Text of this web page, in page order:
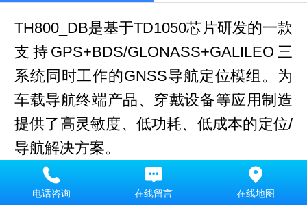
TH800_DB是基于TD1050芯片研发的一款
支持GPS+BDS/GLONASS+GALILEO三
系统同时工作的GNSS导航定位模组。为
车载导航终端产品、穿戴设备等应用制造
提供了高灵敏度、低功耗、低成本的定位/
导航解决方案。
TH800_BDS模块封装尺寸为
电话咨询 在线留言 在线地图